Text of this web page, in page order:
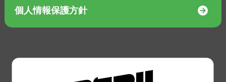
個人情報保護方針